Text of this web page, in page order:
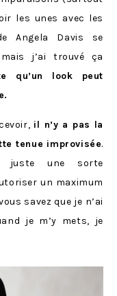
les unes avec les
Angela Davis se
j’ai trouvé ça
qu’un look peut
il n’y a pas la
tenue improvisée.
juste une sorte
un maximum
savez que je n’ai
je m’y mets, je